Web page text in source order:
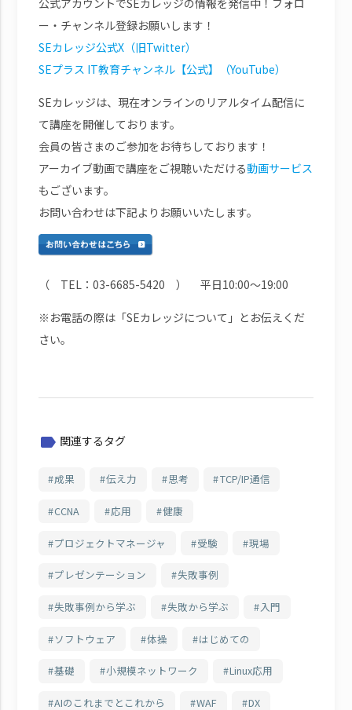
ー・チャンネル登録お願いします！
SEカレッジ公式X（旧Twitter）
SEプラス IT教育チャンネル【公式】（YouTube）
SEカレッジは、現在オンラインのリアルタイム配信に
て講座を開催しております。
会員の皆さまのご参加をお待ちしております！
アーカイブ動画で講座をご視聴いただける動画サービス
もございます。
お問い合わせは下記よりお願いいたします。
（ TEL：03-6685-5420 ） 平日10:00～19:00
※お電話の際は「SEカレッジについて」とお伝えくだ
さい。
label 関連するタグ
成果 伝え力 思考 TCP/IP通信
CCNA 応用 健康
プロジェクトマネージャ 受験 現場
プレゼンテーション 失敗事例
失敗事例から学ぶ 失敗から学ぶ 入門
ソフトウェア 体操 はじめての
基礎 小規模ネットワーク Linux応用
AIのこれまでとこれから WAF DX